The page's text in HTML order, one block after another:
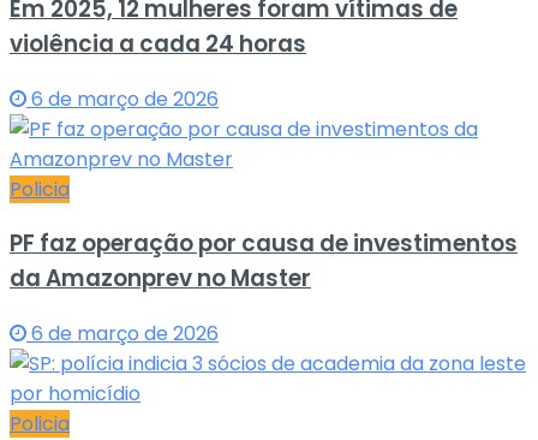
Em 2025, 12 mulheres foram vítimas de
violência a cada 24 horas
6 de março de 2026
Policia
PF faz operação por causa de investimentos
da Amazonprev no Master
6 de março de 2026
Policia